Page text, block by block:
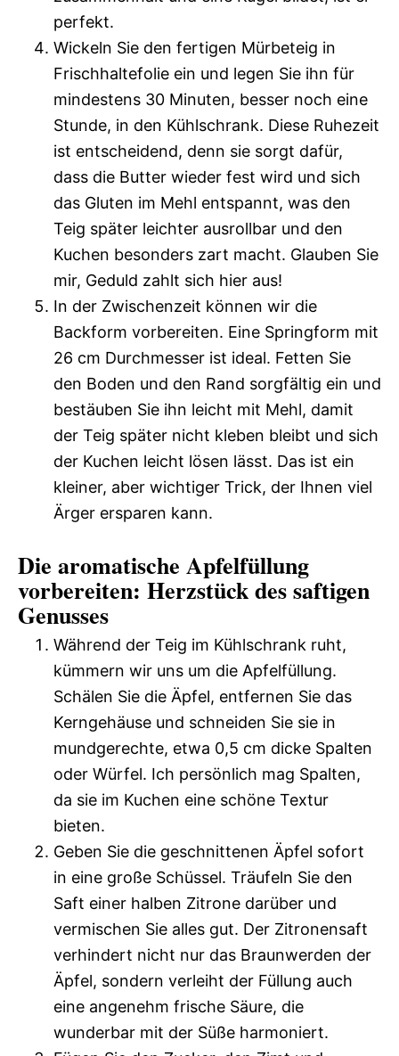
perfekt.
Wickeln Sie den fertigen Mürbeteig in
Frischhaltefolie ein und legen Sie ihn für
mindestens 30 Minuten, besser noch eine
Stunde, in den Kühlschrank. Diese Ruhezeit
ist entscheidend, denn sie sorgt dafür,
dass die Butter wieder fest wird und sich
das Gluten im Mehl entspannt, was den
Teig später leichter ausrollbar und den
Kuchen besonders zart macht. Glauben Sie
mir, Geduld zahlt sich hier aus!
In der Zwischenzeit können wir die
Backform vorbereiten. Eine Springform mit
26 cm Durchmesser ist ideal. Fetten Sie
den Boden und den Rand sorgfältig ein und
bestäuben Sie ihn leicht mit Mehl, damit
der Teig später nicht kleben bleibt und sich
der Kuchen leicht lösen lässt. Das ist ein
kleiner, aber wichtiger Trick, der Ihnen viel
Ärger ersparen kann.
Die aromatische Apfelfüllung
vorbereiten: Herzstück des saftigen
Genusses
Während der Teig im Kühlschrank ruht,
kümmern wir uns um die Apfelfüllung.
Schälen Sie die Äpfel, entfernen Sie das
Kerngehäuse und schneiden Sie sie in
mundgerechte, etwa 0,5 cm dicke Spalten
oder Würfel. Ich persönlich mag Spalten,
da sie im Kuchen eine schöne Textur
bieten.
Geben Sie die geschnittenen Äpfel sofort
in eine große Schüssel. Träufeln Sie den
Saft einer halben Zitrone darüber und
vermischen Sie alles gut. Der Zitronensaft
verhindert nicht nur das Braunwerden der
Äpfel, sondern verleiht der Füllung auch
eine angenehm frische Säure, die
wunderbar mit der Süße harmoniert.